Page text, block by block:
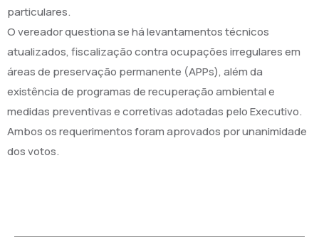
particulares.
O vereador questiona se há levantamentos técnicos
atualizados, fiscalização contra ocupações irregulares em
áreas de preservação permanente (APPs), além da
existência de programas de recuperação ambiental e
medidas preventivas e corretivas adotadas pelo Executivo.
Ambos os requerimentos foram aprovados por unanimidade
dos votos.